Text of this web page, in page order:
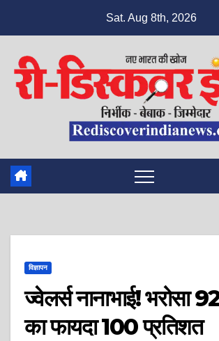
Sat. Aug 8th, 2026
विज्ञापन
ज्वेलर्स नानाभाई! भरोसा 92
का फायदा 100 प्रतिशत